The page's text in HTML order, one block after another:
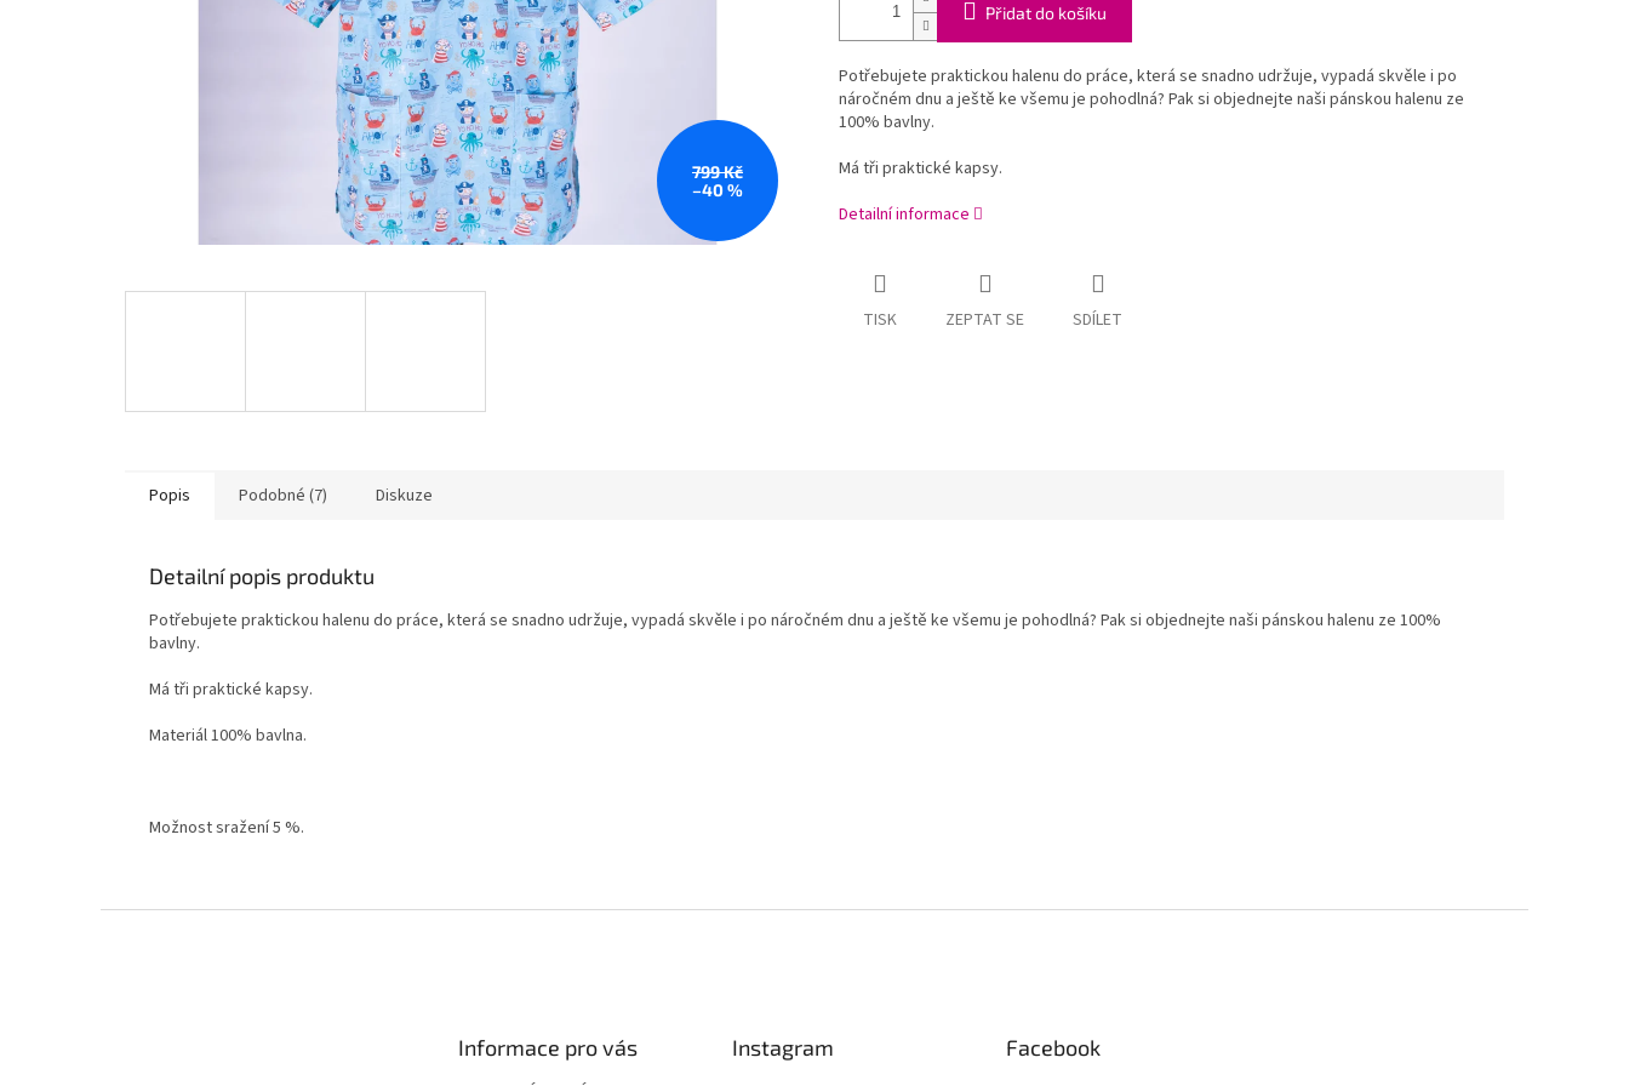
799 Kč
–40 %
Přidat do košíku
Potřebujete praktickou halenu do práce, která se snadno udržuje, vypadá skvěle i po
náročném dnu a ještě ke všemu je pohodlná? Pak si objednejte naši pánskou halenu ze
100% bavlny.
Má tři praktické kapsy.
Detailní informace
TISK ZEPTAT SE SDÍLET
Popis Podobné (7) Diskuze
Detailní popis produktu
Potřebujete praktickou halenu do práce, která se snadno udržuje, vypadá skvěle i po náročném dnu a ještě ke všemu je pohodlná? Pak si objednejte naši pánskou halenu ze 100%
bavlny.
Má tři praktické kapsy.
Materiál 100% bavlna.
Možnost sražení 5 %.
Informace pro vás Instagram Facebook